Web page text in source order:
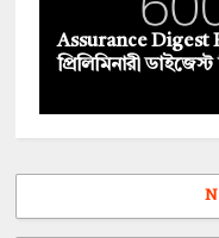
Assurance Digest
প্রিলিমিনারী